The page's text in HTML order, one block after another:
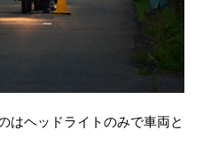
はヘッドライトのみで車両と